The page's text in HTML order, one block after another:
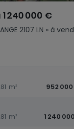
2107 LN » à
1 240 000 €
m²
952
m²
1 240